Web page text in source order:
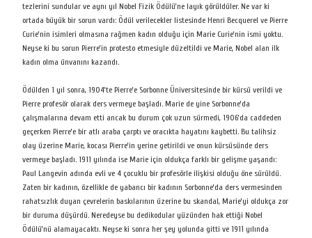
tezlerini sundular ve aynı yıl Nobel Fizik Ödülü’ne layık görüldüler. Ne var ki
ortada büyük bir sorun vardı: Ödül verilecekler listesinde Henri Becquerel ve Pierre
Curie’nin isimleri olmasına rağmen kadın olduğu için Marie Curie’nin ismi yoktu.
Neyse ki bu sorun Pierre’in protesto etmesiyle düzeltildi ve Marie, Nobel alan ilk
kadın olma ünvanını kazandı.
Ödülden 1 yıl sonra, 1904’te Pierre’e Sorbonne Üniversitesinde bir kürsü verildi ve
Pierre profesör olarak ders vermeye başladı. Marie de yine Sorbonne’da
çalışmalarına devam etti ancak bu durum çok uzun sürmedi, 1906’da caddeden
geçerken Pierre’e bir atlı araba çarptı ve oracıkta hayatını kaybetti. Bu talihsiz
olay üzerine Marie, kocası Pierre’in yerine getirildi ve onun kürsüsünde ders
vermeye başladı. 1911 yılında ise Marie için oldukça farklı bir gelişme yaşandı:
Paul Langevin adında evli ve 4 çocuklu bir profesörle ilişkisi olduğu öne sürüldü.
Zaten bir kadının, özellikle de yabancı bir kadının Sorbonne’da ders vermesinden
rahatsızlık duyan çevrelerin baskılarının üzerine bu skandal, Marie’yi oldukça zor
bir duruma düşürdü. Neredeyse bu dedikodular yüzünden hak ettiği Nobel
Ödülü’nü alamayacaktı. Neyse ki sonra her şey yolunda gitti ve 1911 yılında